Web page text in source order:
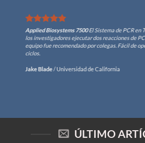
Applied Biosystems 7500El Sistema de PCR en
los investigadores ejecutar dos reacciones de
equipo fue recomendado por colegas. Fácil de
ciclos.
Jake Blade/Universidad de California
ÚLTIMO